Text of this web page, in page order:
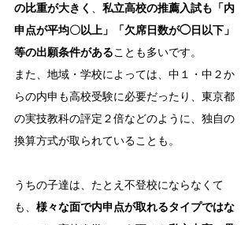
の比重が大きく
私立高校の推薦入試も「内
申点が平均〇以上」「欠席日数が◯日以下」
等の出願条件があることも多いです。
また、地域・学校によっては、中１・中２か
らの内申も高校受験に必要だったり、東京都
の実技教科の評定２倍などのように、独自の
換算方式が取られていることも。
うちの子達は、たとえ不登校にならなくて
も、 様々な面で内申点が取れるタイプではな